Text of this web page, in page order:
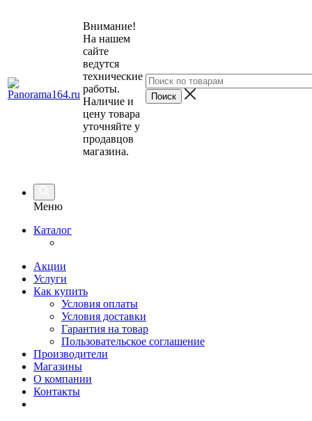
Внимание!
На нашем
сайте
ведутся
технические
работы.
Наличие и
цену товара
уточняйте у
продавцов
магазина.
Меню
Каталог
Акции
Услуги
Как купить
Условия оплаты
Условия доставки
Гарантия на товар
Пользовательское соглашение
Производители
Магазины
О компании
Контакты